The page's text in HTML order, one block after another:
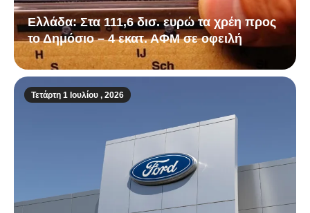
Ελλάδα: Στα 111,6 δισ. ευρώ τα χρέη προς
το Δημόσιο – 4 εκατ. ΑΦΜ σε οφειλή
Τετάρτη 1 Ιουλίου , 2026